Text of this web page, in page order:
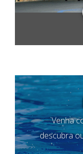
Venha
descubra